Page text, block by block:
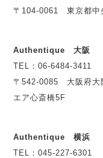
〒104-0061 東京都中
Authentique 大阪
TEL：06-6484-3411
〒542-0085 大阪府大
エア心斎橋5F
Authentique 横浜
TEL：045-227-6301